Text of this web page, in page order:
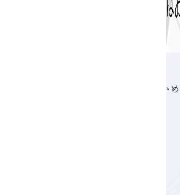
くなった渋谷・桜丘エリアを確か